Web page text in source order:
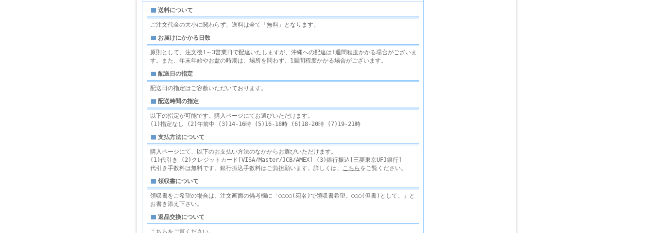
送料について
ご注文代金の大小に関わらず、送料は全て「無料」となります。
お届けにかかる日数
原則として、注文後1～3営業日で配達いたしますが、沖縄への配達は1週間程度かかる場合がございま
す。また、年末年始やお盆の時期は、場所を問わず、1週間程度かかる場合がございます。
配送日の指定
配送日の指定はご容赦いただいております。
配送時間の指定
以下の指定が可能です。購入ページにてお選びいただけます。
(1)指定なし (2)午前中 (3)14-16時 (5)16-18時 (6)18-20時 (7)19-21時
支払方法について
購入ページにて、以下のお支払い方法のなかからお選びいただけます。
(1)代引き (2)クレジットカード[VISA/Master/JCB/AMEX] (3)銀行振込[三菱東京UFJ銀行]
代引き手数料は無料です。銀行振込手数料はご負担願います。詳しくは、 こちら をご覧ください。
領収書について
領収書をご希望の場合は、注文画面の備考欄に「○○○○(宛名)で領収書希望。○○○(但書)として。」と
お書き添え下さい。
返品交換について
こちら をご覧ください。